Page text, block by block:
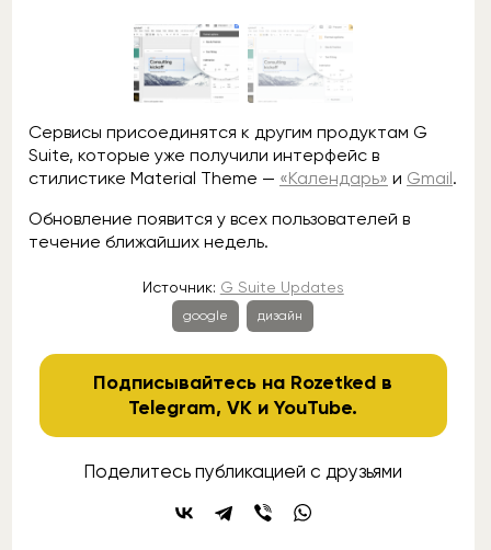
Сервисы присоединятся к другим продуктам G
Suite, которые уже получили интерфейс в
стилистике Material Theme — «Календарь» и Gmail.
Обновление появится у всех пользователей в
течение ближайших недель.
Источник: G Suite Updates
google дизайн
Подписывайтесь на Rozetked в
Telegram,VK иYouTube.
Поделитесь публикацией с друзьями